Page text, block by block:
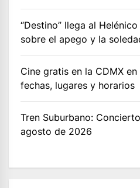
“Destino” llega al
sobre el apego y la
Cine gratis en la CDMX
fechas, lugares y horarios
Tren Suburbano:
agosto de 2026